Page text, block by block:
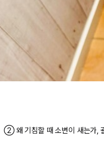
② 왜 기침할 때 소변이 새는가,